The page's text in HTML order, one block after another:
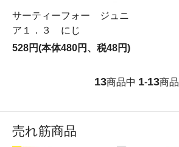
サーティーフォー ジュニ
ア１．３ にじ
528円(本体480円、税48円)
13商品中 1-13商品
売れ筋商品